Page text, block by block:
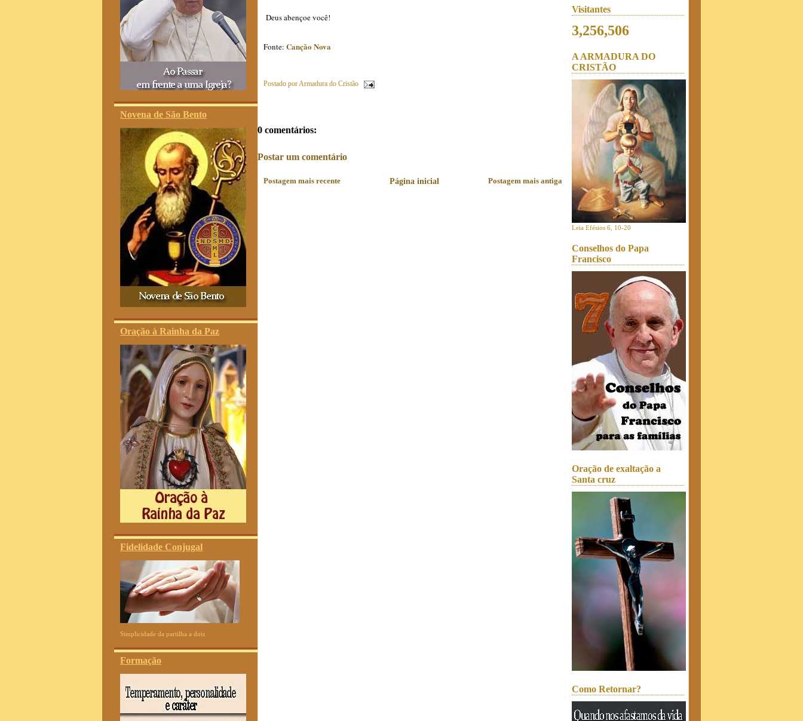
Novena de São Bento
Oração à Rainha da Paz
Fidelidade Conjugal
Simplicidade da partilha a dois
Formação
Deus abençoe você!
Fonte: Canção Nova
Postado porArmadura do Cristão
0 comentários:
Postar um comentário
Postagem mais recente Postagem mais antiga
Página inicial
Visitantes
3,256,506
A ARMADURA DO
CRISTÃO
Leia Efésios 6, 10-20
Conselhos do Papa
Francisco
Oração de exaltação a
Santa cruz
Como Retornar?